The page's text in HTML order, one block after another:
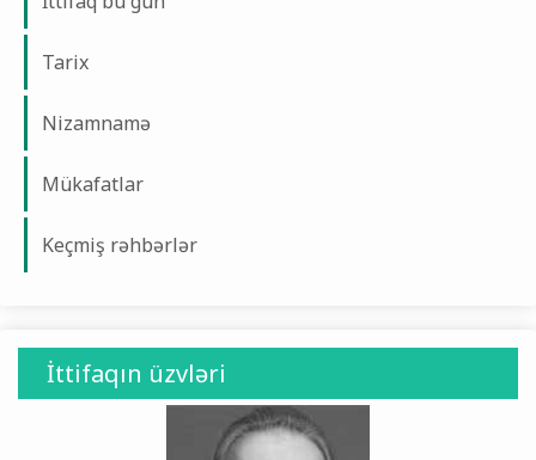
Tarix
Nizamnamə
Mükafatlar
Keçmiş rəhbərlər
İttifaqın üzvləri